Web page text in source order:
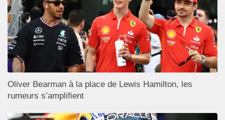
Oliver Bearman à la place de Lewis Hamilton, les
rumeurs s’amplifient